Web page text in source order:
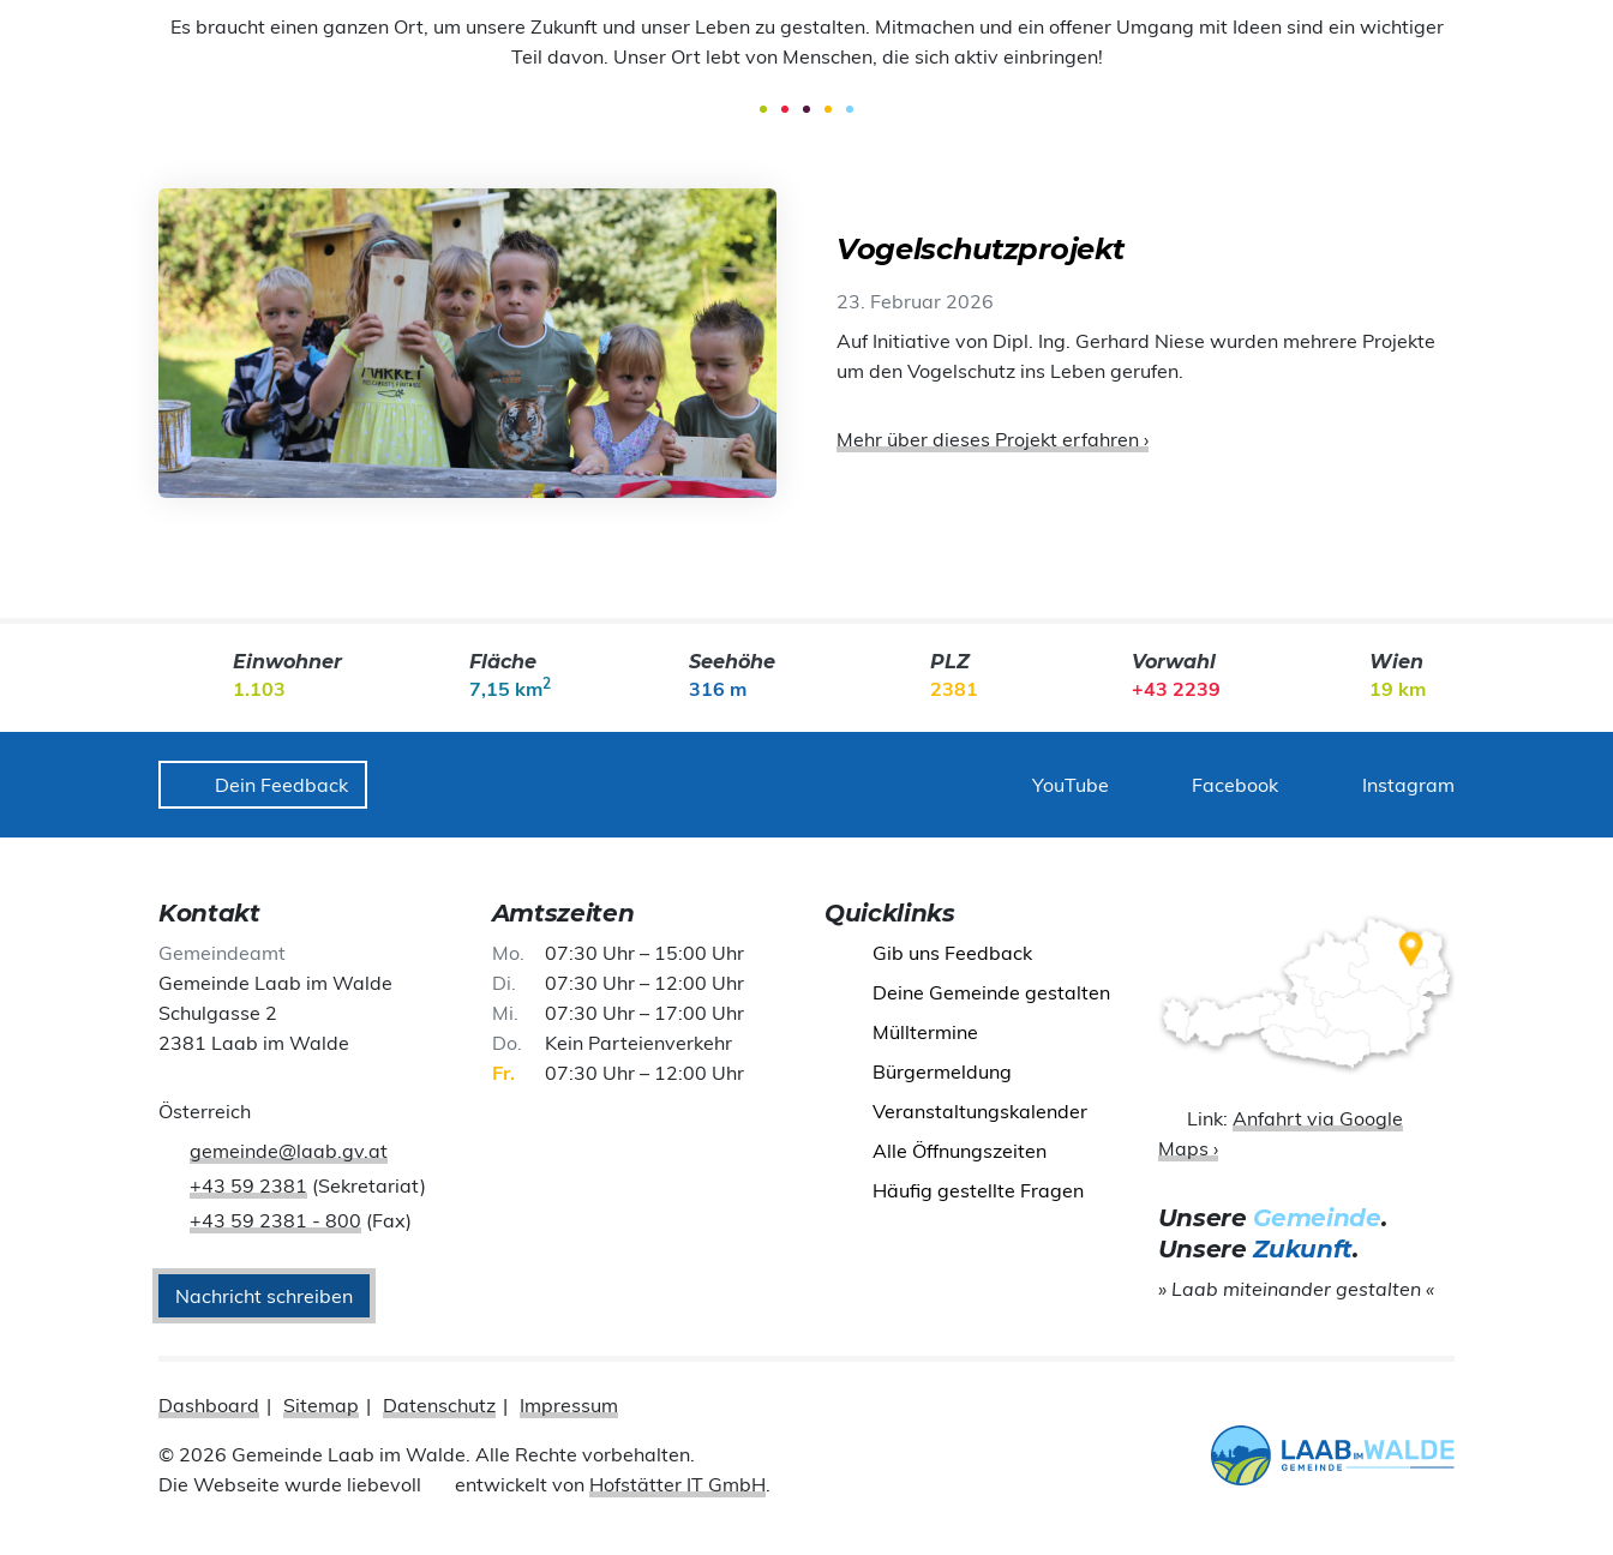
Es braucht einen ganzen Ort, um unsere Zukunft und unser Leben zu gestalten. Mitmachen und ein offener Umgang mit Ideen sind ein wichtiger
Teil davon. Unser Ort lebt von Menschen, die sich aktiv einbringen!
Vogelschutzprojekt
23. Februar 2026
Auf Initiative von Dipl. Ing. Gerhard Niese wurden mehrere Projekte
um den Vogelschutz ins Leben gerufen.
Mehr über dieses Projekt erfahren ›
Einwohner
1.103
Fläche
7,15 km2
Seehöhe
316 m
PLZ
2381
Vorwahl
+43 2239
Wien
19 km
Dein Feedback YouTube Facebook Instagram
Kontakt
Gemeindeamt
Gemeinde Laab im Walde
Schulgasse 2
2381 Laab im Walde
Österreich
gemeinde@laab.gv.at
+43 59 2381 (Sekretariat)
+43 59 2381 - 800 (Fax)
Nachricht schreiben
Amtszeiten
Mo
07:30 Uhr – 15:00 Uhr
Di
07:30 Uhr – 12:00 Uhr
Mi
07:30 Uhr – 17:00 Uhr
Do
Kein Parteienverkehr
Fr
07:30 Uhr – 12:00 Uhr
Quicklinks
Gib uns Feedback
Deine Gemeinde gestalten
Mülltermine
Bürgermeldung
Veranstaltungskalender
Alle Öffnungszeiten
Häufig gestellte Fragen
Link: Anfahrt via Google
Maps ›
Unsere Gemeinde.
UnsereZukunft.
» Laab miteinander gestalten «
Dashboard Sitemap Datenschutz Impressum
© 2026 Gemeinde Laab im Walde. Alle Rechte vorbehalten.
Die Webseite wurde liebevoll
entwickelt von Hofstätter IT GmbH.